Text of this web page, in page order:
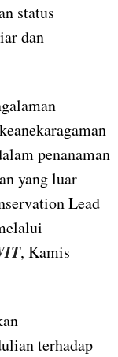
status
dan
penanaman
yang luar
Lead
, Kamis
terhadap